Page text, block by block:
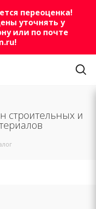
переоценка!
уточнять у
или по почте
!
строительных и